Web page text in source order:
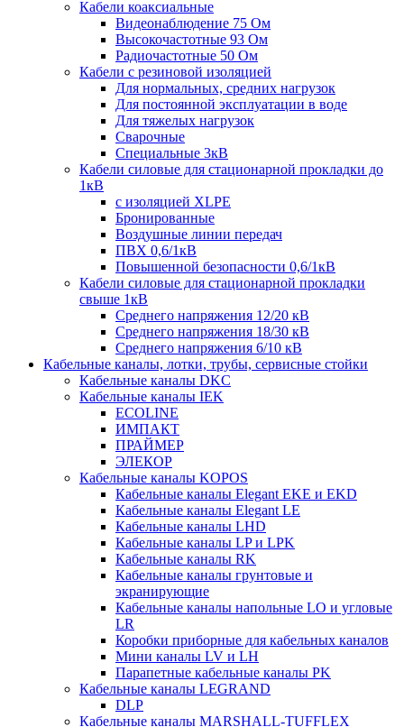
Кабели коаксиальные
Видеонаблюдение 75 Ом
Высокочастотные 93 Ом
Радиочастотные 50 Ом
Кабели с резиновой изоляцией
Для нормальных, средних нагрузок
Для постоянной эксплуатации в воде
Для тяжелых нагрузок
Сварочные
Специальные 3кВ
Кабели силовые для стационарной прокладки до
1кВ
c изоляцией XLPE
Бронированные
Воздушные линии передач
ПВХ 0,6/1кВ
Повышенной безопасности 0,6/1кВ
Кабели силовые для стационарной прокладки
свыше 1кВ
Среднего напряжения 12/20 кВ
Среднего напряжения 18/30 кВ
Среднего напряжения 6/10 кВ
Кабельные каналы, лотки, трубы, сервисные стойки
Кабельные каналы DKC
Кабельные каналы IEK
ECOLINE
ИМПАКТ
ПРАЙМЕР
ЭЛЕКОР
Кабельные каналы KOPOS
Кабельные каналы Elegant EKE и EKD
Кабельные каналы Elegant LE
Кабельные каналы LHD
Кабельные каналы LP и LPK
Кабельные каналы RK
Кабельные каналы грунтовые и
экранирующие
Кабельные каналы напольные LO и угловые
LR
Коробки приборные для кабельных каналов
Мини каналы LV и LH
Парапетные кабельные каналы PK
Кабельные каналы LEGRAND
DLP
Кабельные каналы MARSHALL-TUFFLEX